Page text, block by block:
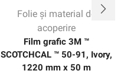
Folie și material de
acoperire
Film grafic 3M ™
SCOTCHCAL ™ 50-91, Ivory,
1220 mm x 50 m